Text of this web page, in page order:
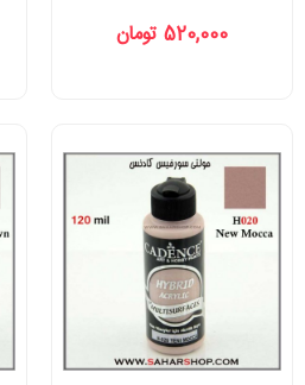
520,000 تومان